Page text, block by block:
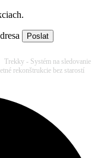
Trekky - Systém na sledovanie
rekonštrukcie bez starostí